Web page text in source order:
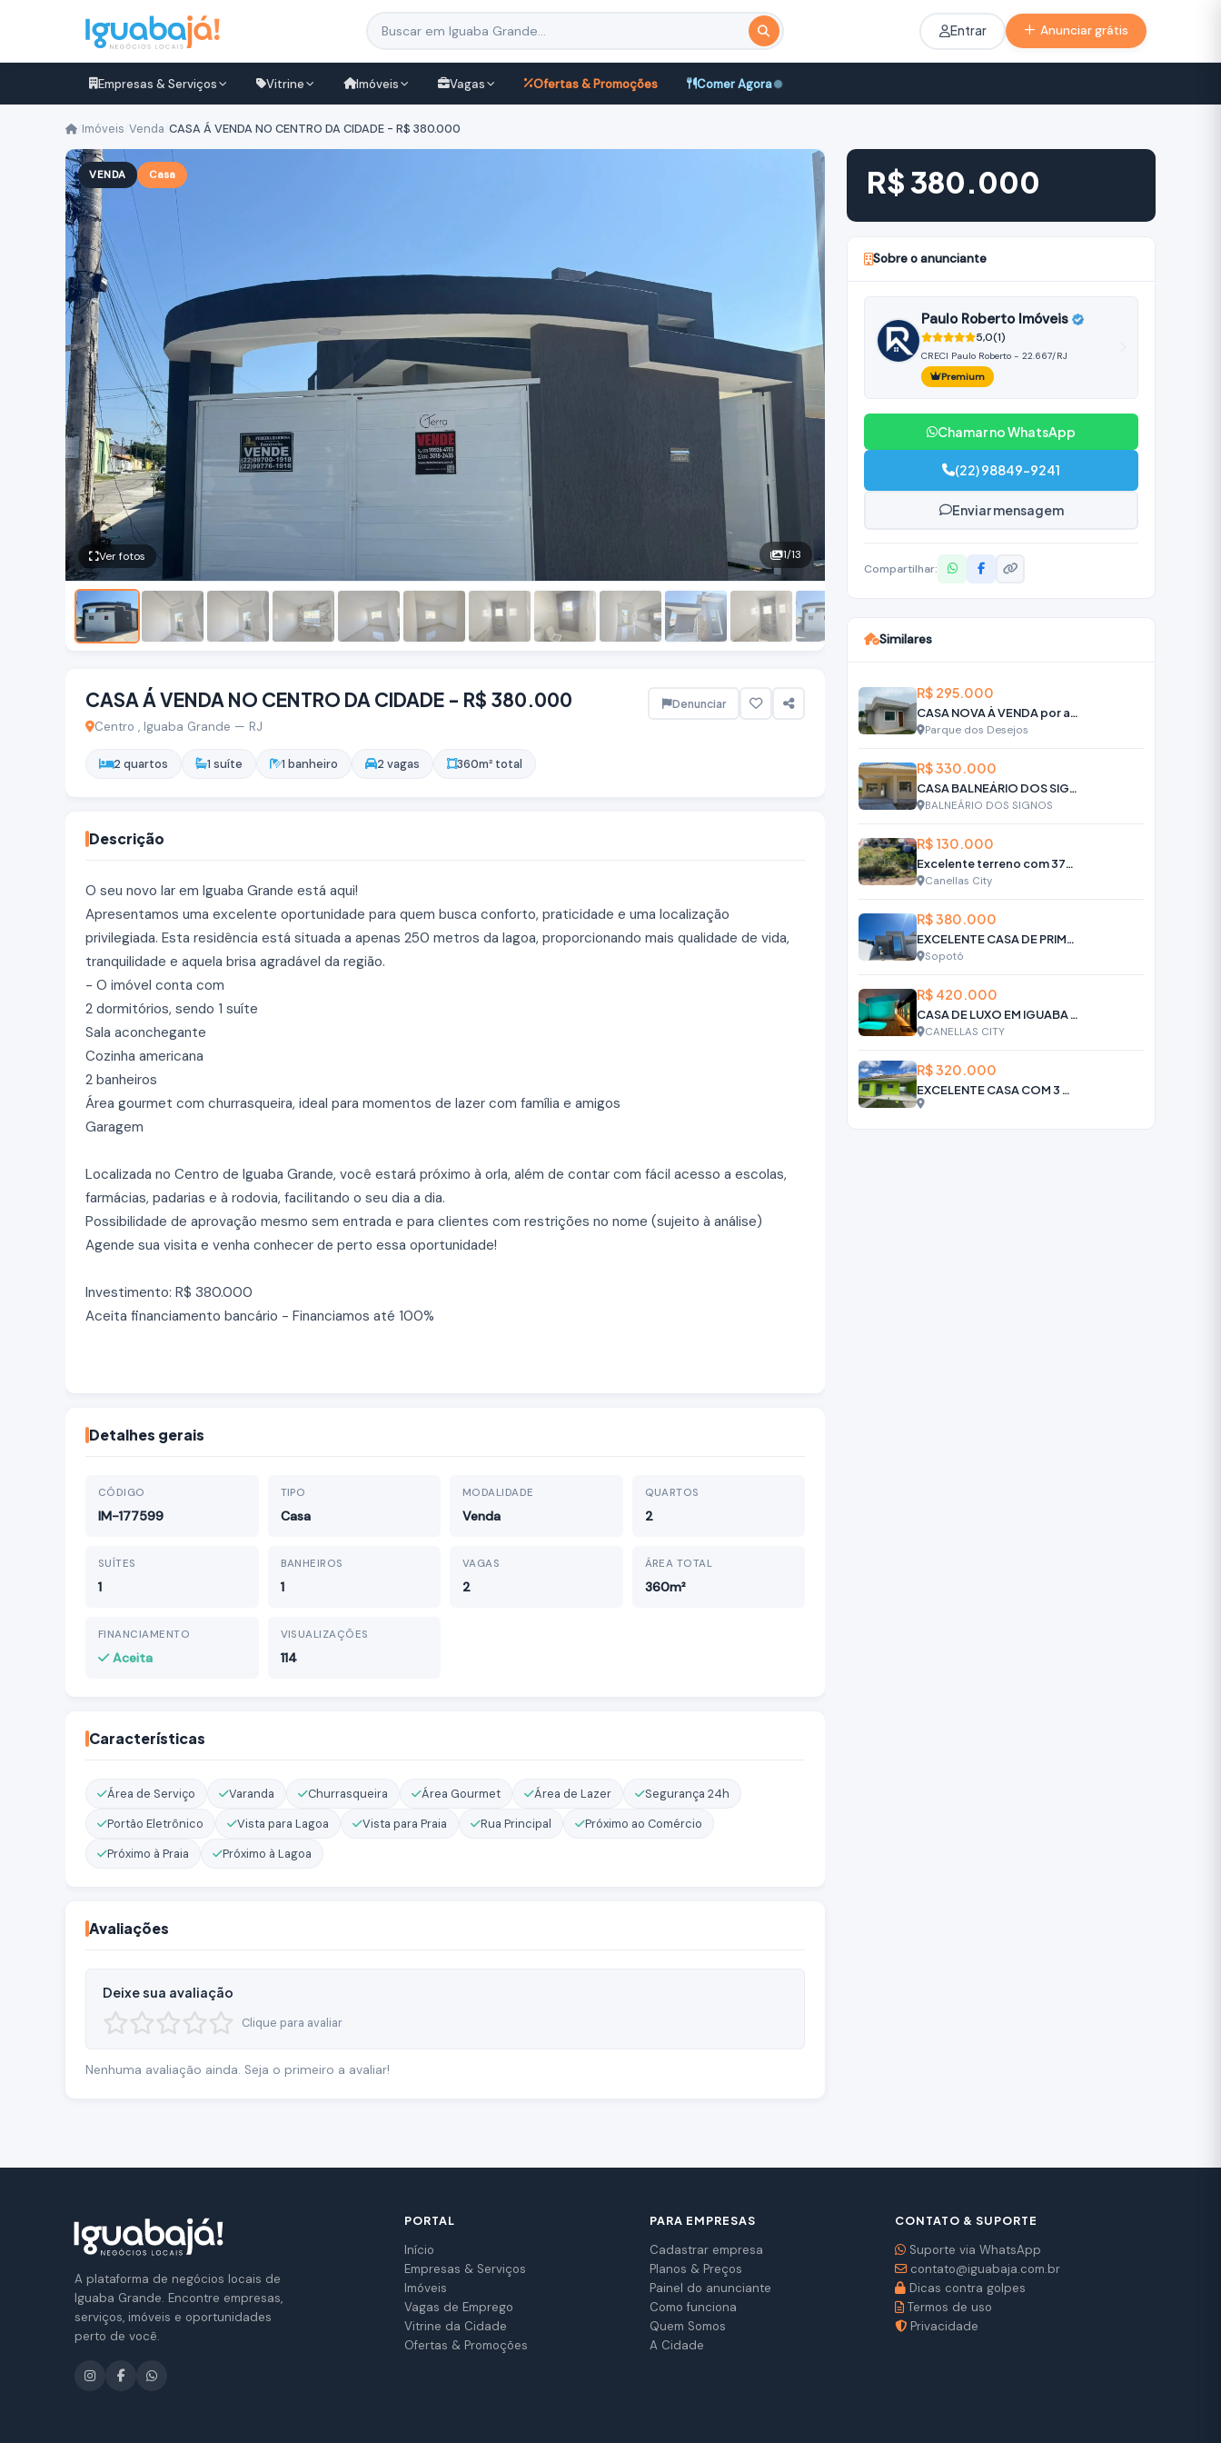
Entrar Anunciar grátis
Empresas & Serviços Vitrine Imóveis Vagas Ofertas & Promoções Comer Agora
Imóveis Venda CASA Á VENDA NO CENTRO DA CIDADE - R$ 380.000
VENDA Casa
Ver fotos 1/13
CASA Á VENDA NO CENTRO DA CIDADE - R$ 380.000
Centro , Iguaba Grande — RJ
Denunciar
2 quartos 1 suíte 1 banheiro 2 vagas 360m² total
Descrição
O seu novo lar em Iguaba Grande está aqui!
Apresentamos uma excelente oportunidade para quem busca conforto, praticidade e uma localização
privilegiada. Esta residência está situada a apenas 250 metros da lagoa, proporcionando mais qualidade de vida,
tranquilidade e aquela brisa agradável da região.
- O imóvel conta com
2 dormitórios, sendo 1 suíte
Sala aconchegante
Cozinha americana
2 banheiros
Área gourmet com churrasqueira, ideal para momentos de lazer com família e amigos
Garagem
Localizada no Centro de Iguaba Grande, você estará próximo à orla, além de contar com fácil acesso a escolas,
farmácias, padarias e à rodovia, facilitando o seu dia a dia.
Possibilidade de aprovação mesmo sem entrada e para clientes com restrições no nome (sujeito à análise)
Agende sua visita e venha conhecer de perto essa oportunidade!
Investimento: R$ 380.000
Aceita financiamento bancário - Financiamos até 100%
Detalhes gerais
CÓDIGO
IM-177599
TIPO
Casa
MODALIDADE
Venda
QUARTOS
2
SUÍTES
1
BANHEIROS
1
VAGAS
2
ÁREA TOTAL
360m²
FINANCIAMENTO
Aceita
VISUALIZAÇÕES
114
Características
Área de Serviço Varanda Churrasqueira Área Gourmet Área de Lazer
Segurança 24h
Portão Eletrônico
Vista para Lagoa Vista para Praia Rua Principal
Próximo ao Comércio
Próximo à Praia
Próximo à Lagoa
R$ 380.000
Sobre o anunciante
Paulo Roberto Imóveis
5,0(1)
CRECI Paulo Roberto - 22.667/RJ
Premium
Chamar no WhatsApp
(22) 98849-9241
Enviar mensagem
Compartilhar:
Similares
R$ 295.000
CASA NOVA À VENDA por apenas R$ 295.000
Parque dos Desejos
R$ 330.000
CASA BALNEÁRIO DOS SIGNOS - IGUABA GRANDE
BALNEÁRIO DOS SIGNOS
R$ 130.000
Excelente terreno com 372m2 à venda, por R$ 130.000,00 - Canellas City,
Canellas City
R$ 380.000
EXCELENTE CASA DE PRIMEIRA EM ÁREA CENTRAL - R$ 380.000
Sopotó
R$ 420.000
CASA DE LUXO EM IGUABA GRANDE
CANELLAS CITY
R$ 320.000
EXCELENTE CASA COM 3 QUARTOS POR APENAS R$ 320.000.00
Avaliações
Deixe sua avaliação
Clique para avaliar
Nenhuma avaliação ainda. Seja o primeiro a avaliar!
A plataforma de negócios locais de
Iguaba Grande. Encontre empresas,
serviços, imóveis e oportunidades
perto de você.
PORTAL
Início
Empresas & Serviços
Imóveis
Vagas de Emprego
Vitrine da Cidade
Ofertas & Promoções
PARA EMPRESAS
Cadastrar empresa
Planos & Preços
Painel do anunciante
Como funciona
Quem Somos
A Cidade
CONTATO & SUPORTE
Suporte via WhatsApp
contato@iguabaja.com.br
Dicas contra golpes
Termos de uso
Privacidade